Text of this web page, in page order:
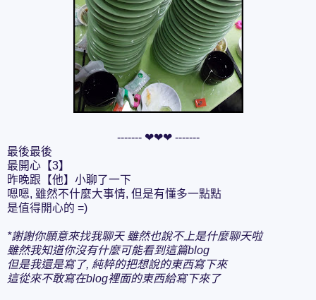
------- ❤❤❤ -------
最後最後
最開心【3】
昨晚跟【他】小聊了一下
嗯嗯, 雖然不什麼大事情, 但是有懂多一點點
是值得開心的 =)
*謝謝你願意來找我聊天 雖然也說不上是什麼聊天啦
雖然我知道你沒有什麼可能看到這篇blog
但是我還是寫了, 純粹的把想說的東西寫下來
這從來不敢寫在blog裡面的東西給寫下來了